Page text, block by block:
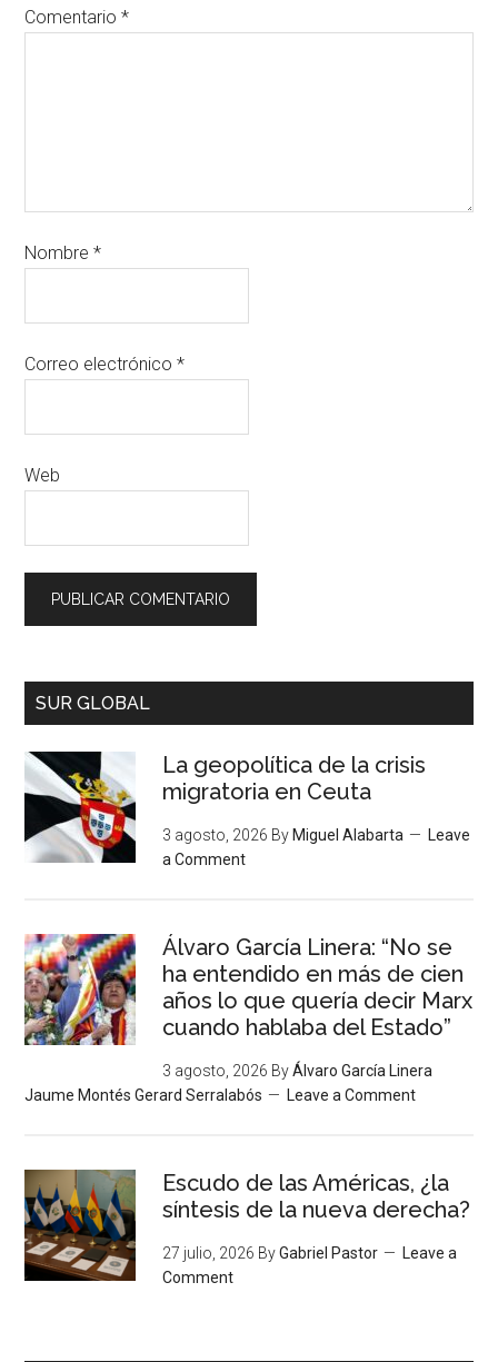
Comentario*
Nombre*
Correo electrónico*
Web
SUR GLOBAL
La geopolítica de la crisis
migratoria en Ceuta
3 agosto, 2026 By Miguel Alabarta
Leave
a Comment
Álvaro García Linera: “No se
ha entendido en más de cien
años lo que quería decir Marx
cuando hablaba del Estado”
3 agosto, 2026 ByÁlvaro García Linera
Jaume Montés Gerard Serralabós
Leave a Comment
Escudo de las Américas, ¿la
síntesis de la nueva derecha?
27 julio, 2026 ByGabriel Pastor
Leave a
Comment